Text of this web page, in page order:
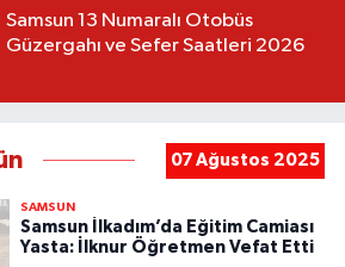
Samsun 13 Numaralı Otobüs
Güzergahı ve Sefer Saatleri 2026
07 Ağustos 2025
SAMSUN
Samsun İlkadım’da Eğitim Camiası
Yasta: İlknur Öğretmen Vefat Etti